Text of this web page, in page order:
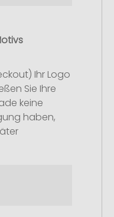
Ihr Logo
Sie Ihre
keine
haben,